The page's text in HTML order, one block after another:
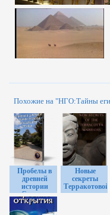
Похожие на "НГО:Тайны
Пробелы в
древней
истории
Страны
восходящего
солнца
Новые
секреты
Терракотовой
армии